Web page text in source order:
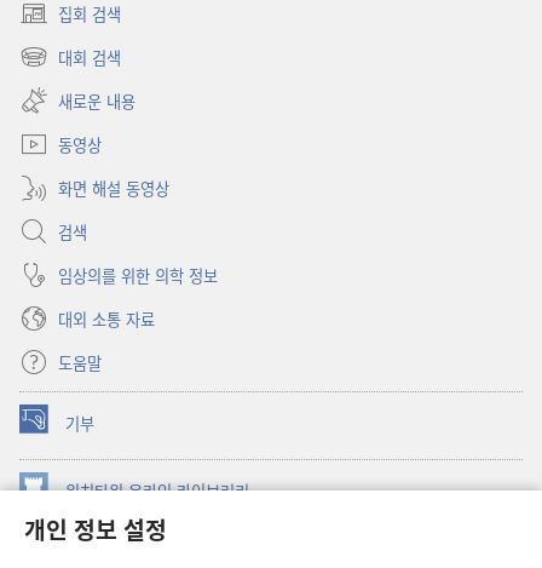
개인 정보 설정
집회 검색
(새로운
창
대회 검색
(새로운
창
열기)
새로운 내용
동영상
화면 해설 동영상
검색
임상의를 위한 의학 정보
대외 소통 자료
도움말
기부
(새로운
창
열기) 워치타워 온라인 라이브러리
창
JW Hub ®